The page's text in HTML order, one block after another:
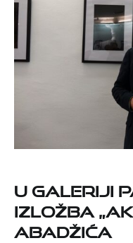
U GALERIJI
IZLOŽBA
ABADŽIĆA